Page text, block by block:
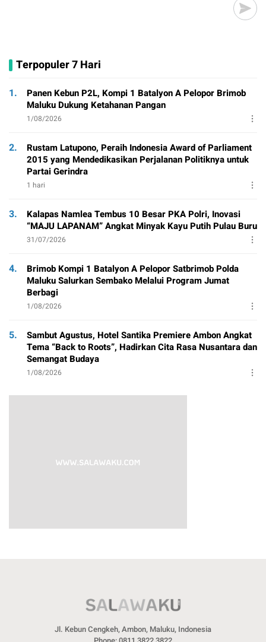
Terpopuler 7 Hari
1.
Panen Kebun P2L, Kompi 1 Batalyon A Pelopor Brimob
Maluku Dukung Ketahanan Pangan
1/08/2026
2.
Rustam Latupono, Peraih Indonesia Award of Parliament
2015 yang Mendedikasikan Perjalanan Politiknya untuk
Partai Gerindra
1 hari
3.
Kalapas Namlea Tembus 10 Besar PKA Polri, Inovasi
“MAJU LAPANAM” Angkat Minyak Kayu Putih Pulau Buru
31/07/2026
4.
Brimob Kompi 1 Batalyon A Pelopor Satbrimob Polda
Maluku Salurkan Sembako Melalui Program Jumat
Berbagi
1/08/2026
5.
Sambut Agustus, Hotel Santika Premiere Ambon Angkat
Tema “Back to Roots”, Hadirkan Cita Rasa Nusantara dan
Semangat Budaya
1/08/2026
Jl. Kebun Cengkeh, Ambon, Maluku, Indonesia